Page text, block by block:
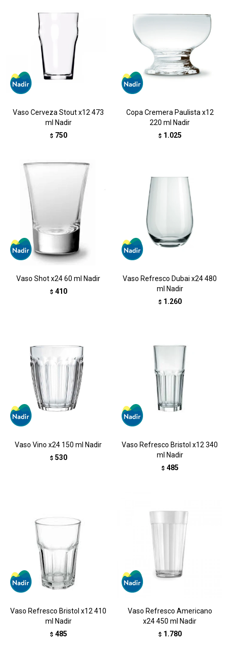
Vaso Cerveza Stout x12 473
ml Nadir
$ 750
Copa Cremera Paulista x12
220 ml Nadir
$ 1.025
Vaso Shot x24 60 ml Nadir
$ 410
Vaso Refresco Dubai x24 480
ml Nadir
$ 1.260
Vaso Vino x24 150 ml Nadir
$ 530
Vaso Refresco Bristol x12 340
ml Nadir
$ 485
Vaso Refresco Bristol x12 410
ml Nadir
$ 485
Vaso Refresco Americano
x24 450 ml Nadir
$ 1.780